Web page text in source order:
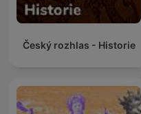
Český rozhlas - Historie